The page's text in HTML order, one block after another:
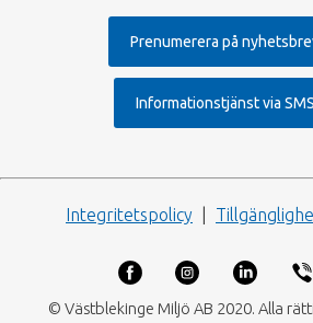
Prenumerera på
Informationstjänst via SMS
Integritetspolicy
© Västblekinge Miljö AB 2020. Alla